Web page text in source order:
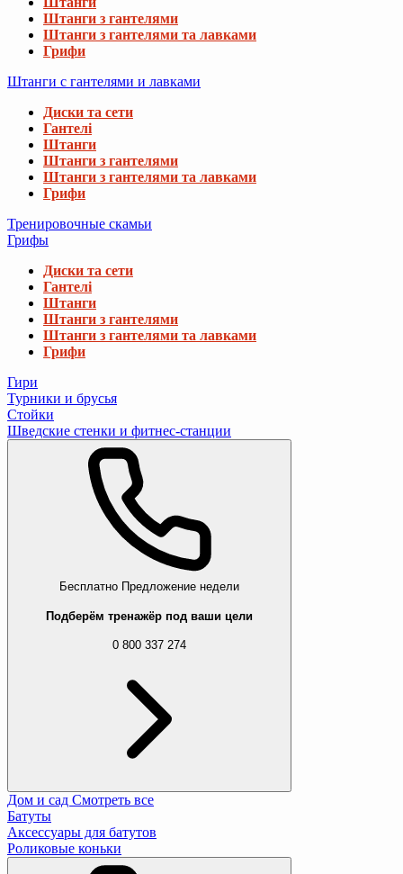
Штанги з гантелями
Штанги з гантелями та лавками
Грифи
Штанги с гантелями и лавками
Диски та сети
Гантелі
Штанги
Штанги з гантелями
Штанги з гантелями та лавками
Грифи
Тренировочные скамьи
Грифы
Диски та сети
Гантелі
Штанги
Штанги з гантелями
Штанги з гантелями та лавками
Грифи
Гири
Турники и брусья
Стойки
Шведские стенки и фитнес-станции
Бесплатно Предложение недели
Подберём тренажёр под ваши цели
0 800 337 274
Дом и сад Смотреть все
Батуты
Аксессуары для батутов
Роликовые коньки